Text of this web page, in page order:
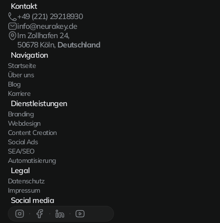
Kontakt
+49 (221) 29218930
info@neurakey.de
Im Zollhafen 24,
50678 Köln, Deutschland
Navigation
Startseite
Über uns
Blog
Karriere
Dienstleistungen
Branding
Webdesign
Content Creation
Social Ads
SEA/SEO
Automatisierung
Legal
Datenschutz
Impressum
Social media